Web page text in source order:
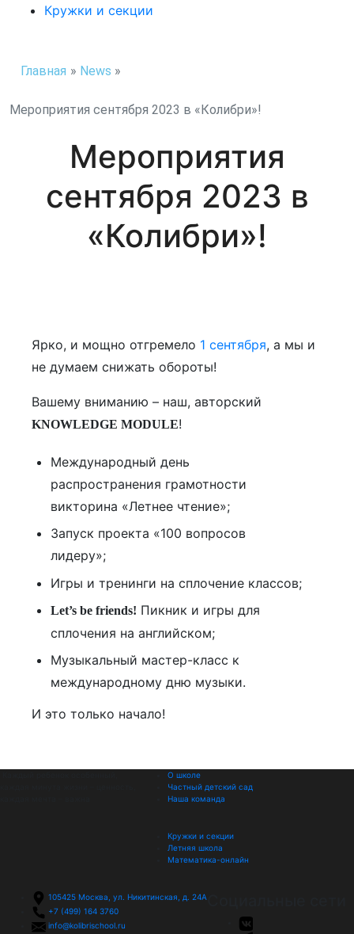
Кружки и секции
Главная » News »
Мероприятия сентября 2023 в «Колибри»!
Мероприятия
сентября 2023 в
«Колибри»!
Ярко, и мощно отгремело 1 сентября, а мы и
не думаем снижать обороты!
Вашему вниманию – наш, авторский
KNOWLEDGE MODULE!
Международный день
распространения грамотности
викторина «Летнее чтение»;
Запуск проекта «100 вопросов
лидеру»;
Игры и тренинги на сплочение классов;
Let’s be friends! Пикник и игры для
сплочения на английском;
Музыкальный мастер-класс к
международному дню музыки.
И это только начало!
О школе
Частный детский сад
Наша команда
Кружки и секции
Летняя школа
Математика-онлайн
105425 Москва, ул. Никитинская, д. 24А
+7 (499) 164 3760
info@kolibrischool.ru